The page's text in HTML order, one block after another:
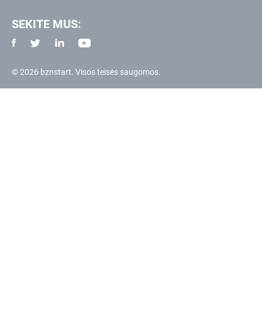
SEKITE MUS:
© 2026 bznstart. Visos teisės saugomos.